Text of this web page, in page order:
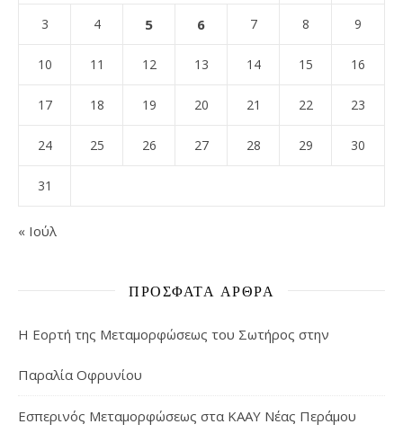
3 4 5 6 7 8 9
10 11 12 13 14 15 16
17 18 19 20 21 22 23
24 25 26 27 28 29 30
31
« Ιούλ
ΠΡΌΣΦΑΤΑ ΆΡΘΡΑ
Η Εορτή της Μεταμορφώσεως του Σωτήρος στην
Παραλία Οφρυνίου
Εσπερινός Μεταμορφώσεως στα ΚΑΑΥ Νέας Περάμου